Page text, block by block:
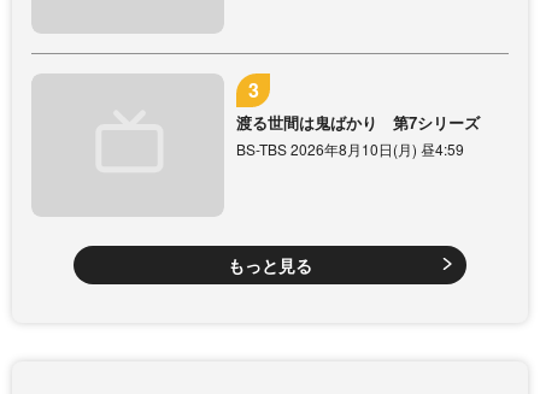
渡る世間は鬼ばかり 第7シリーズ
BS-TBS 2026年8月10日(月) 昼4:59
もっと見る